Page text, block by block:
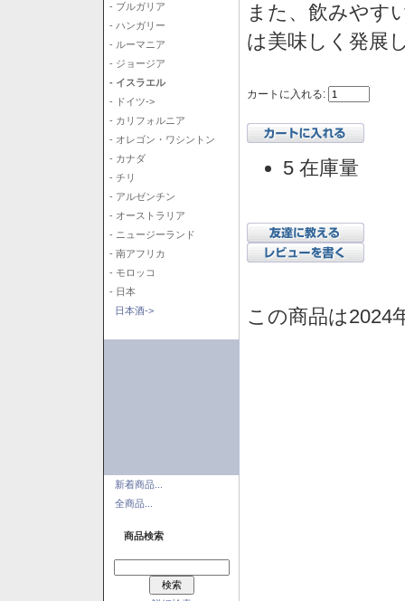
- ブルガリア
- ハンガリー
- ルーマニア
- ジョージア
- イスラエル
- ドイツ->
- カリフォルニア
- オレゴン・ワシントン
- カナダ
- チリ
- アルゼンチン
- オーストラリア
- ニュージーランド
- 南アフリカ
- モロッコ
- 日本
日本酒->
新着商品...
全商品...
商品検索
また、飲みやす
は美味しく発展
カートに入れる:
5 在庫量
この商品は2024